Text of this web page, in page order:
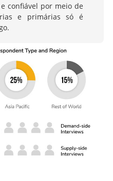
confiável por meio de
e primárias só é